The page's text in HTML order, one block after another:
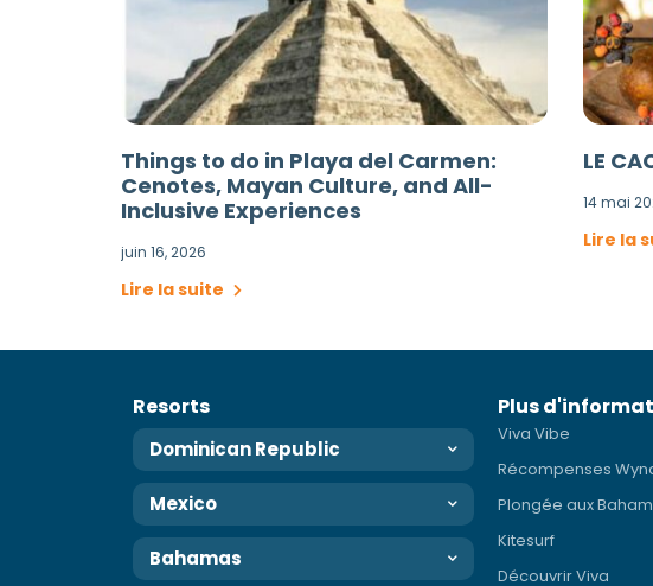
Things to do in Playa del Carmen:
Cenotes, Mayan Culture, and All-
Inclusive Experiences
juin 16, 2026
Lire la suite
LE
14 mai
Lire la
Resorts
Dominican Republic
Mexico
Bahamas
Plus
Viva Vibe
Récompenses
Plongée aux
Kitesurf
Découvrir Viva